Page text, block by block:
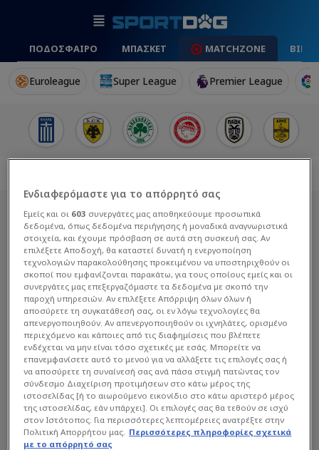
ΠΟΔΟΣΦΑΙΡΟ ΜΠΑΣΚΕΤ MATCHZONE
Euroleague Super League Premier League
ΝΤΟΝΆΤΑΣ ΡΟΎΜΣΑΣ
Διαβάστε όλα τα άρθρα του Sportdog
σχετικά με το θέμα Ντονάτας Ρούμσας.
Sportdog: Πιστό στον φίλαθλο.
Ενδιαφερόμαστε για το απόρρητό σας
Εμείς και οι 603 συνεργάτες μας αποθηκεύουμε προσωπικά
δεδομένα, όπως δεδομένα περιήγησης ή μοναδικά αναγνωριστικά
στοιχεία, και έχουμε πρόσβαση σε αυτά στη συσκευή σας. Αν
επιλέξετε Αποδοχή, θα καταστεί δυνατή η ενεργοποίηση
τεχνολογιών παρακολούθησης προκειμένου να υποστηριχθούν οι
σκοποί που εμφανίζονται παρακάτω, για τους οποίους εμείς και οι
συνεργάτες μας επεξεργαζόμαστε τα δεδομένα με σκοπό την
παροχή υπηρεσιών. Αν επιλέξετε Απόρριψη όλων όλων ή
αποσύρετε τη συγκατάθεσή σας, οι εν λόγω τεχνολογίες θα
απενεργοποιηθούν. Αν απενεργοποιηθούν οι ιχνηλάτες, ορισμένο
περιεχόμενο και κάποιες από τις διαφημίσεις που βλέπετε
ενδέχεται να μην είναι τόσο σχετικές με εσάς. Μπορείτε να
επανεμφανίσετε αυτό το μενού για να αλλάξετε τις επιλογές σας ή
να αποσύρετε τη συναίνεσή σας ανά πάσα στιγμή πατώντας τον
σύνδεσμο Διαχείριση προτιμήσεων στο κάτω μέρος της
ιστοσελίδας [ή το αιωρούμενο εικονίδιο στο κάτω αριστερό μέρος
της ιστοσελίδας, εάν υπάρχει]. Οι επιλογές σας θα τεθούν σε ισχύ
στον Ιστότοπος. Για περισσότερες λεπτομέρειες ανατρέξτε στην
Πολιτική Απορρήτου μας. Περισσότερες πληροφορίες σχετικά
με το απόρρητό σας